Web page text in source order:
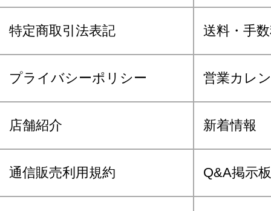
特定商取引法表記 送料・手
プライバシーポリシー 営業カレ
店舗紹介 新着情報
通信販売利用規約 Q&A掲示板